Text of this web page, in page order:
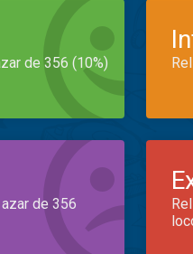
de 356 (10%)
de 356